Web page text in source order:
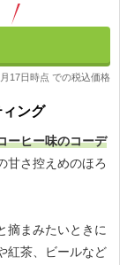
17日時点 での税込価格
ング
ーヒー味のコーデ
甘さ控えめのほろ
摘まみたいときに
紅茶、ビールなど